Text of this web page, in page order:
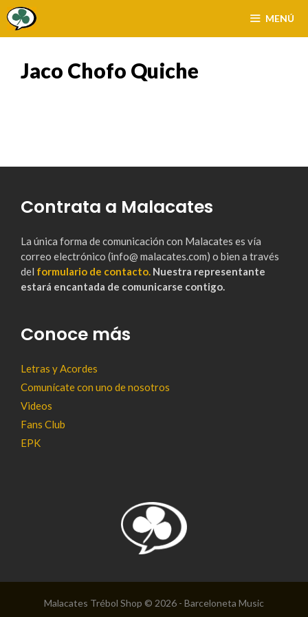
Saltar
MENÚ
Jaco Chofo Quiche
Contrata a Malacates
La única forma de comunicación con Malacates es vía
correo electrónico (info@ malacates.com) o bien a través
del formulario de contacto. Nuestra representante
estará encantada de comunicarse contigo.
Conoce más
Letras y Acordes
Comunícate con uno de nosotros
Videos
Fans Club
EPK
Malacates Trébol Shop © 2026 - Barceloneta Music